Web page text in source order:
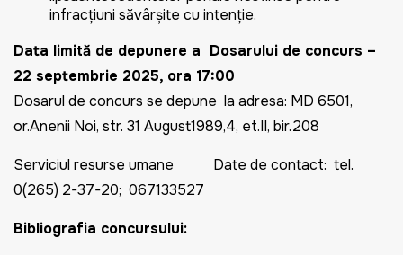
infracţiuni săvârşite cu intenţie.
Data limită de depunere a Dosarului de concurs –
22 septembrie 2025, ora 17:00
Dosarul de concurs se depune la adresa: MD 6501,
or.Anenii Noi, str. 31 August1989,4, et.II, bir.208
Serviciul resurse umane Date de contact: tel.
0(265) 2-37-20; 067133527
Bibliografia concursului: